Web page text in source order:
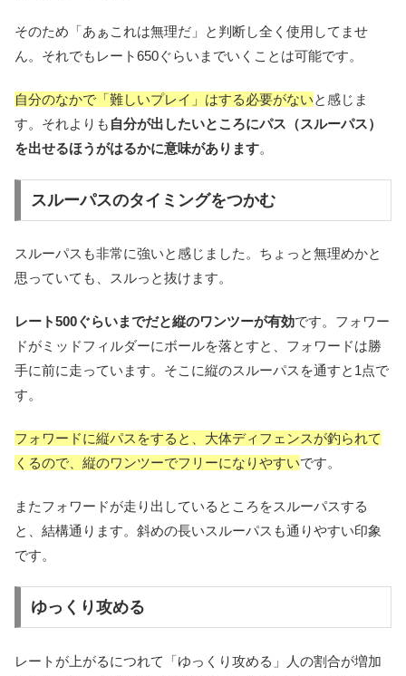
そのため「あぁこれは無理だ」と判断し全く使用してませ
ん。それでもレート650ぐらいまでいくことは可能です。
自分のなかで「難しいプレイ」はする必要がないと感じま
す。それよりも 自分が出したいところにパス（スルーパス）
を出せるほうがはるかに意味があります。
スルーパスのタイミングをつかむ
スルーパスも非常に強いと感じました。ちょっと無理めかと
思っていても、スルっと抜けます。
レート500ぐらいまでだと縦のワンツーが有効です。フォワー
ドがミッドフィルダーにボールを落とすと、フォワードは勝
手に前に走っています。そこに縦のスルーパスを通すと1点で
す。
フォワードに縦パスをすると、大体ディフェンスが釣られて
くるので、縦のワンツーでフリーになりやすいです。
またフォワードが走り出しているところをスルーパスする
と、結構通ります。斜めの長いスルーパスも通りやすい印象
です。
ゆっくり攻める
レートが上がるにつれて「ゆっくり攻める」人の割合が増加